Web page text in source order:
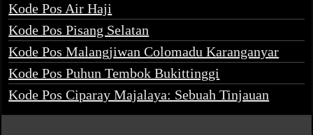
Kode Pos Air Haji
Kode Pos Pisang Selatan
Kode Pos Malangjiwan Colomadu Karanganyar
Kode Pos Puhun Tembok Bukittinggi
Kode Pos Ciparay Majalaya: Sebuah Tinjauan